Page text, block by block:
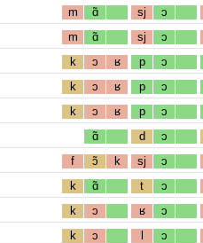
m ɑ̃ sj ɔ
m ɑ̃ sj ɔ
k ɔ ʁ p ɔ
k ɔ ʁ p ɔ
k ɔ ʁ p ɔ
ɑ̃ d ɔ
f ɔ̃ k sj ɔ
k ɑ̃ t ɔ
k ɔ ʁ ɔ
k ɔ l ɔ